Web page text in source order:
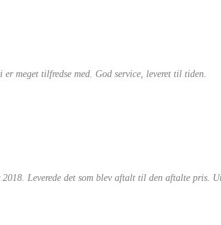
meget tilfredse med. God service, leveret til tiden.
2018. Leverede det som blev aftalt til den aftalte